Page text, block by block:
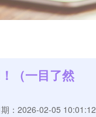
（一目了然
期：2026-02-05 10:01:12